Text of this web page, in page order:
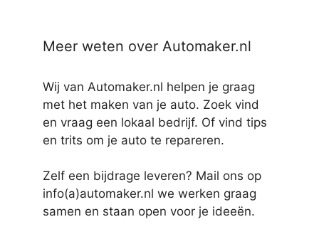
Meer weten over Automaker.nl
Wij van Automaker.nl helpen je graag
met het maken van je auto. Zoek vind
en vraag een lokaal bedrijf. Of vind tips
en trits om je auto te repareren.
Zelf een bijdrage leveren? Mail ons op
info(a)automaker.nl we werken graag
samen en staan open voor je ideeën.